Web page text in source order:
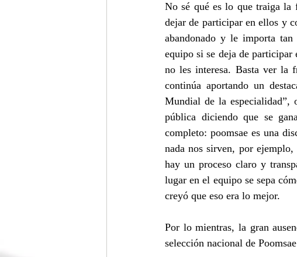
No sé qué es lo que traiga la
dejar de participar en ellos y
abandonado y le importa
equipo si se deja de
no les interesa. Basta ver la
continúa aportando un
Mundial de la
pública diciendo que se
completo: poomsae es una
nada nos sirven, por
hay un proceso claro y
lugar en el equipo se sepa
creyó que eso era lo mejor.
Por lo mientras, la gran
selección nacional de